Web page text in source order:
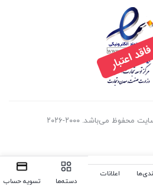
می‌باشد. ۲۰۰۰-۲۰۲۶
اعلانات
دسته‌ها
تسویه حساب